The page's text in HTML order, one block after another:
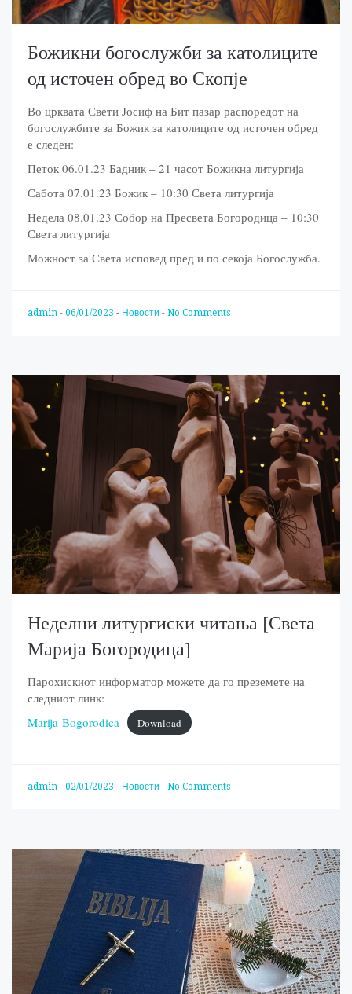
Божикни богослужби за католиците
од источен обред во Скопје
Во црквата Свети Јосиф на Бит пазар распоредот на
богослужбите за Божик за католиците од источен обред
е следен:
Петок 06.01.23 Бадник – 21 часот Божикна литургија
Сабота 07.01.23 Божик – 10:30 Света литургија
Недела 08.01.23 Собор на Пресвета Богородица – 10:30
Света литургија
Можност за Света исповед пред и по секоја Богослужба.
admin - 06/01/2023 - Новости - No Comments
Неделни литургиски читања [Света
Марија Богородица]
Парохискиот информатор можете да го преземете на
следниот линк:
Marija-Bogorodica
Download
admin - 02/01/2023 - Новости - No Comments